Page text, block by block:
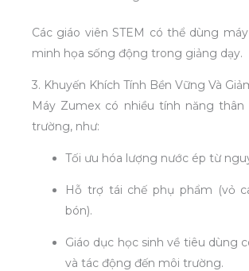
Các giáo viên STEM có thể dùng
minh họa sống động trong giảng dạy.
3. Khuyến Khích Tính Bền Vững Và
Máy Zumex có nhiều tính năng
trường, như:
Tối ưu hóa lượng nước ép từ
Hỗ trợ tái chế phụ phẩm (vỏ
bón).
Giáo dục học sinh về tiêu dùng
và tác động đến môi trường.